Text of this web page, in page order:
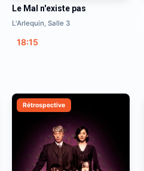
Le Mal n'existe pas
L'Arlequin, Salle 3
18:15
Rétrospective